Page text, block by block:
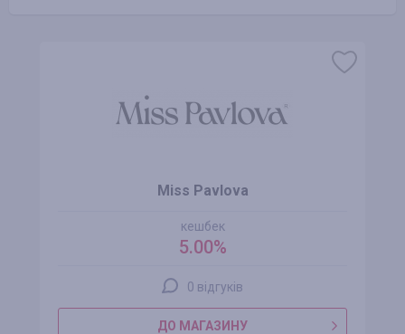
Miss Pavlova
кешбек
5.00%
0 відгуків
ДО МАГАЗИНУ